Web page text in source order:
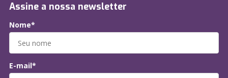
Assine a nossa newsletter
Nome*
E-mail*